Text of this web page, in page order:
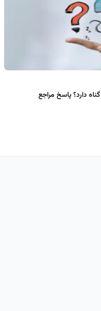
دارد؟ پاسخ مراجع